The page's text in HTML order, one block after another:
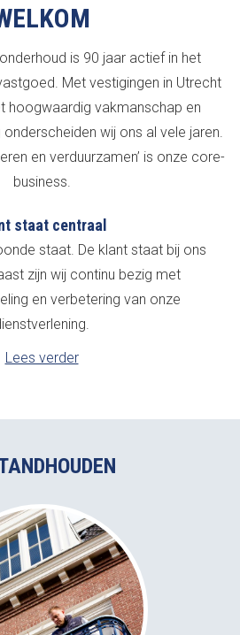
is 90 jaar actief in het
Met vestigingen in Utrecht
hoogwaardig vakmanschap en
wij ons al vele jaren.
en verduurzamen’ is onze core-
business.
staat centraal
staat. De klant staat bij ons
zijn wij continu bezig met
en verbetering van onze
Lees verder